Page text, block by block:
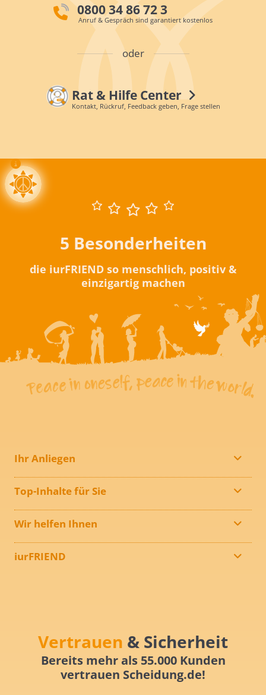
0800 34 86 72 3
Anruf & Gespräch sind garantiert kostenlos
oder
Rat & Hilfe Center
Kontakt, Rückruf, Feedback geben, Frage stellen
5 Besonderheiten
die iurFRIEND so menschlich, positiv &
einzigartig machen
Ihr Anliegen
Top-Inhalte für Sie
Wir helfen Ihnen
iurFRIEND
Vertrauen & Sicherheit
Bereits mehr als 55.000 Kunden
vertrauen Scheidung.de!